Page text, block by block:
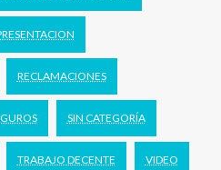
RECLAMACIONES
SIN CATEGORÍA
TRABAJO DECENTE VIDEO